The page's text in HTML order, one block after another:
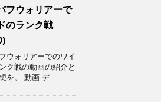
フウォリアーで
のランク戦
ウォリアーでのワイ
ク戦の動画の紹介と
を。 動画 デ ...